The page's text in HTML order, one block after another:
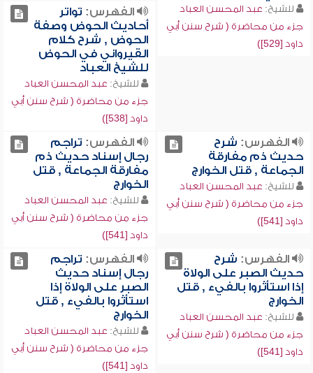
للشيخ: عبد المحسن العباد
جزء من محاضرة ( شرح سنن أبي
داود [529])
الفهرس: تواتر
أحاديث الحوض وصفة
الحوض , شرح كلام
القيرواني في الحوض
للشيخ العباد
للشيخ: عبد المحسن العباد
جزء من محاضرة ( شرح سنن أبي
داود [538])
الفهرس: شرح
حديث ذم مفارقة
الجماعة , قتل الخوارج
للشيخ: عبد المحسن العباد
جزء من محاضرة ( شرح سنن أبي
داود [541])
الفهرس: تراجم
رجال إسناد حديث ذم
مفارقة الجماعة , قتل
الخوارج
للشيخ: عبد المحسن العباد
جزء من محاضرة ( شرح سنن أبي
داود [541])
الفهرس: شرح
حديث الصبر على الولاة
إذا استأثروا بالفيء , قتل
الخوارج
للشيخ: عبد المحسن العباد
جزء من محاضرة ( شرح سنن أبي
داود [541])
الفهرس: تراجم
رجال إسناد حديث
الصبر على الولاة إذا
استأثروا بالفيء , قتل
الخوارج
للشيخ: عبد المحسن العباد
جزء من محاضرة ( شرح سنن أبي
داود [541])